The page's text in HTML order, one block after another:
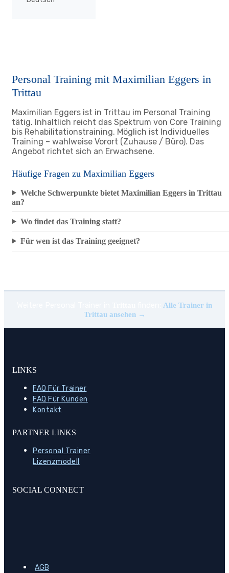
Personal Training mit Maximilian Eggers in
Trittau
Maximilian Eggers ist in Trittau im Personal Training
tätig. Inhaltlich reicht das Spektrum von Core Training
bis Rehabilitationstraining. Möglich ist Individuelles
Training – wahlweise Vorort (Zuhause / Büro). Das
Angebot richtet sich an Erwachsene.
Häufige Fragen zu Maximilian Eggers
Welche Schwerpunkte bietet Maximilian Eggers in Trittau
an?
Wo findet das Training statt?
Für wen ist das Training geeignet?
Alle Trainer in
Trittau ansehen →
LINKS
FAQ Für Trainer
FAQ Für Kunden
Kontakt
PARTNER LINKS
Personal Trainer
Lizenzmodell
SOCIAL CONNECT
AGB